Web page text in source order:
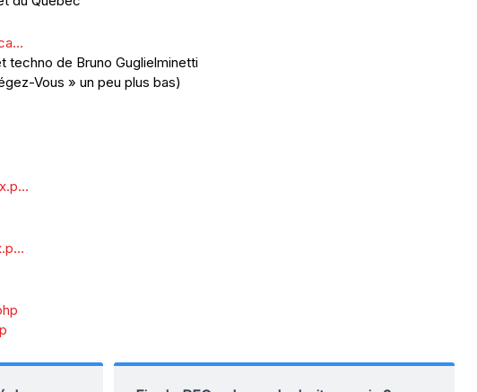
techno de Bruno Guglielminetti
Vous » un peu plus bas)